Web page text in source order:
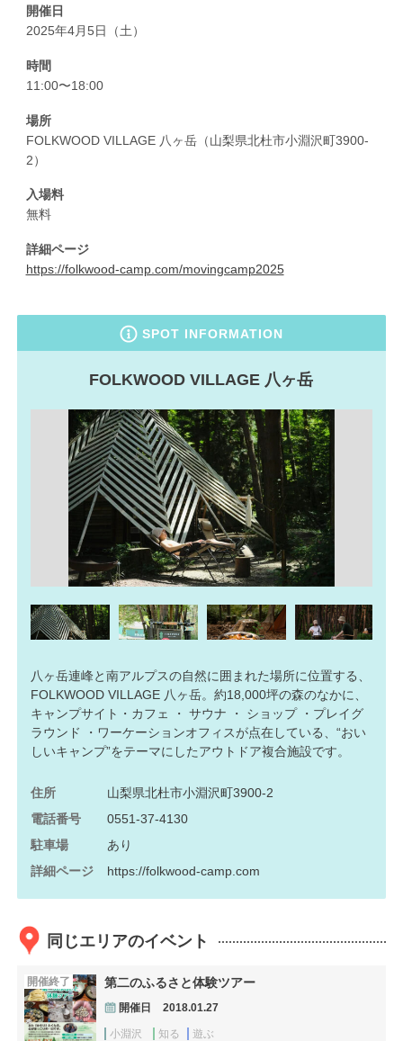
開催日
2025年4月5日（土）
時間
11:00〜18:00
場所
FOLKWOOD VILLAGE 八ヶ岳（山梨県北杜市小淵沢町3900-
2）
入場料
無料
詳細ページ
https://folkwood-camp.com/movingcamp2025
SPOT INFORMATION
FOLKWOOD VILLAGE 八ヶ岳
八ヶ岳連峰と南アルプスの自然に囲まれた場所に位置する、
FOLKWOOD VILLAGE 八ヶ岳。約18,000坪の森のなかに、
キャンプサイト・カフェ ・ サウナ ・ ショップ ・プレイグ
ラウンド ・ワーケーションオフィスが点在している、“おい
しいキャンプ”をテーマにしたアウトドア複合施設です。
住所
山梨県北杜市小淵沢町3900-2
電話番号
0551-37-4130
駐車場
あり
詳細ページ
https://folkwood-camp.com
同じエリアのイベント
開催終了 第二のふるさと体験ツアー
開催日 2018.01.27
小淵沢 知る 遊ぶ